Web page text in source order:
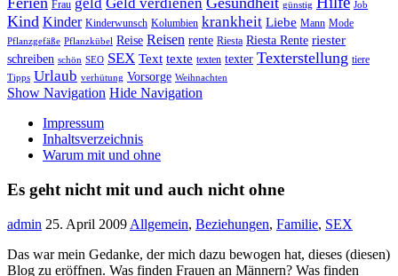
Frau günstig Job
Kind Kinder Kinderwunsch Kolumbien krankheit Liebe Mann Mode
Pflanzgefäße Pflanzkübel Reise Reisen rente Riesta Riesta Rente riester
schreiben schön SEO SEX Text texte texten texter Texterstellung tiere
Tipps Urlaub verhütung Vorsorge Weihnachten
Show Navigation Hide Navigation
Impressum
Inhaltsverzeichnis
Warum mit und ohne
Es geht nicht mit und auch nicht ohne
admin 25. April 2009 Allgemein, Beziehungen, Familie, SEX
Das war mein Gedanke, der mich dazu bewogen hat, dieses (diesen)
Blog zu eröffnen. Was finden Frauen an Männern? Was finden